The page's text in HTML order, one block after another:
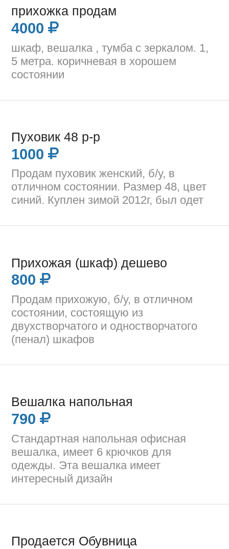
прихожка продам
4000
шкаф, вешалка , тумба с зеркалом. 1,
5 метра. коричневая в хорошем
состоянии
Пуховик 48 р-р
1000
Продам пуховик женский, б/у, в
отличном состоянии. Размер 48, цвет
синий. Куплен зимой 2012г, был одет
Прихожая (шкаф) дешево
800
Продам прихожую, б/у, в отличном
состоянии, состоящую из
двухстворчатого и одностворчатого
(пенал) шкафов
Вешалка напольная
790
Стандартная напольная офисная
вешалка, имеет 6 крючков для
одежды. Эта вешалка имеет
интересный дизайн
Продается Обувница